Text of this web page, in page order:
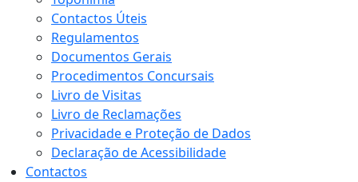
Contactos Úteis
Regulamentos
Documentos Gerais
Procedimentos Concursais
Livro de Visitas
Livro de Reclamações
Privacidade e Proteção de Dados
Declaração de Acessibilidade
Contactos